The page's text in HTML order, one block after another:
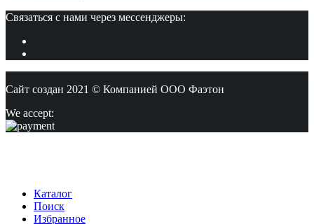
Связаться с нами через мессенджеры:
Сайт создан 2021 © Компанией ООО Фаэтон
We accept:
Каталог
Поиск
Избранное